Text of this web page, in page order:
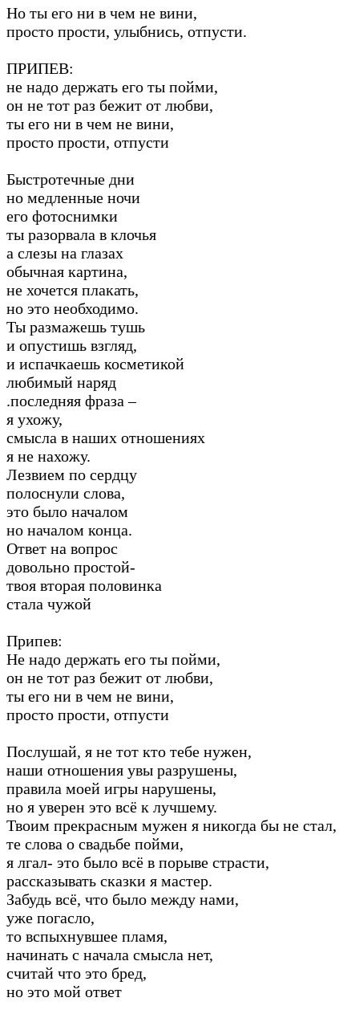
Но ты его ни в чем не вини,
просто прости, улыбнись, отпусти.
ПРИПЕВ:
не надо держать его ты пойми,
он не тот раз бежит от любви,
ты его ни в чем не вини,
просто прости, отпусти
Быстротечные дни
но медленные ночи
его фотоснимки
ты разорвала в клочья
а слезы на глазах
обычная картина,
не хочется плакать,
но это необходимо.
Ты размажешь тушь
и опустишь взгляд,
и испачкаешь косметикой
любимый наряд
.последняя фраза –
я ухожу,
смысла в наших отношениях
я не нахожу.
Лезвием по сердцу
полоснули слова,
это было началом
но началом конца.
Ответ на вопрос
довольно простой-
твоя вторая половинка
стала чужой
Припев:
Не надо держать его ты пойми,
он не тот раз бежит от любви,
ты его ни в чем не вини,
просто прости, отпусти
Послушай, я не тот кто тебе нужен,
наши отношения увы разрушены,
правила моей игры нарушены,
но я уверен это всё к лучшему.
Твоим прекрасным мужен я никогда бы не стал,
те слова о свадьбе пойми,
я лгал- это было всё в порыве страсти,
рассказывать сказки я мастер.
Забудь всё, что было между нами,
уже погасло,
то вспыхнувшее пламя,
начинать с начала смысла нет,
считай что это бред,
но это мой ответ